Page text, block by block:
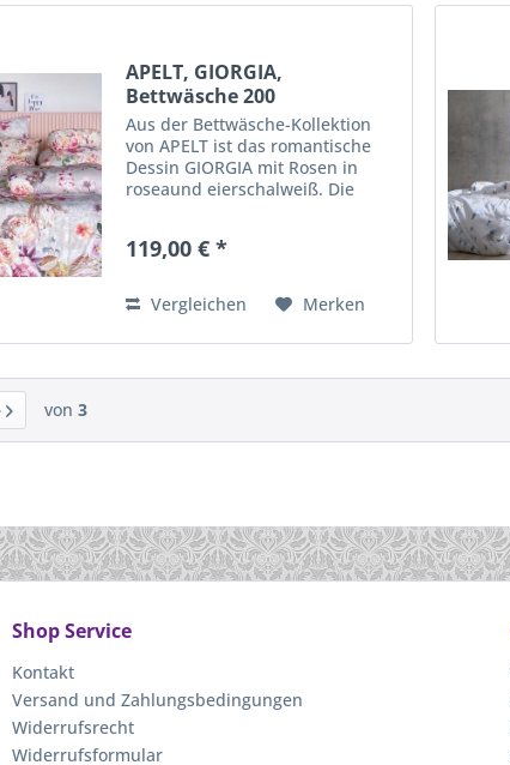
APELT, GIORGIA,
Bettwäsche 200
Aus der Bettwäsche-Kollektion
von APELT ist das romantische
Dessin GIORGIA mit Rosen in
roseaund eierschalweiß. Die
Digitaldruck ist aus 100%
umweltschonend...
119,00 € *
Vergleichen Merken
von 3
Shop Service
Kontakt
Versand und Zahlungsbedingungen
Widerrufsrecht
Widerrufsformular